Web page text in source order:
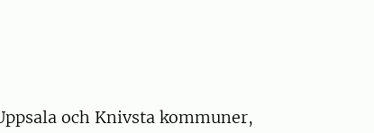
och Knivsta kommuner,